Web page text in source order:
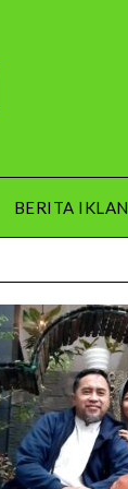
BERITA IKLAN